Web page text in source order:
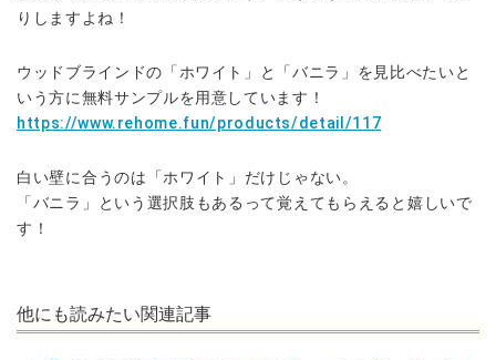
りしますよね！
ウッドブラインドの「ホワイト」と「バニラ」を見比べたいと
いう方に無料サンプルを用意しています！
https://www.rehome.fun/products/detail/117
白い壁に合うのは「ホワイト」だけじゃない。
「バニラ」という選択肢もあるって覚えてもらえると嬉しいで
す！
他にも読みたい関連記事